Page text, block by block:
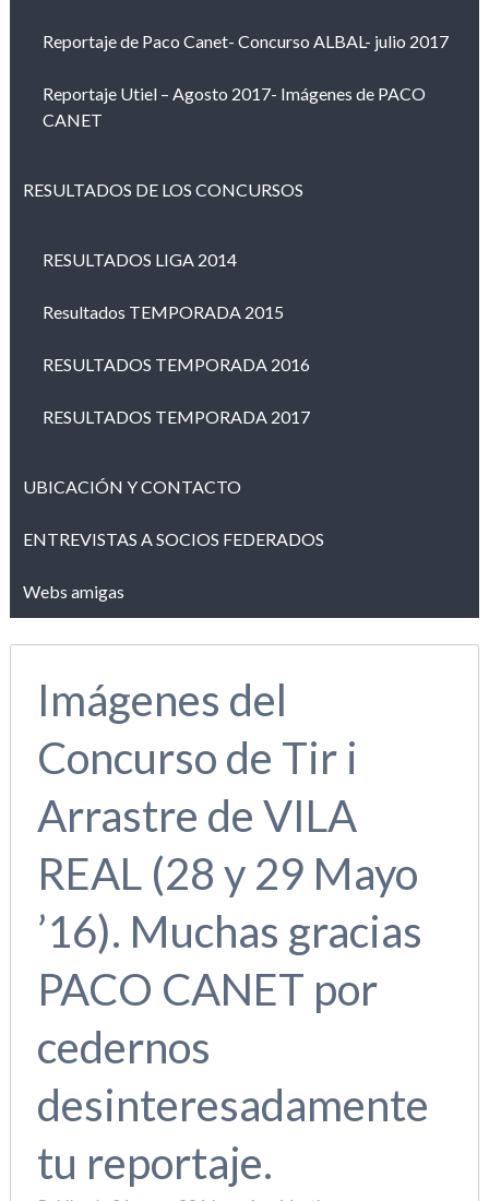
Reportaje de Paco Canet- Concurso ALBAL- julio 2017
Reportaje Utiel – Agosto 2017- Imágenes de PACO
CANET
RESULTADOS DE LOS CONCURSOS
RESULTADOS LIGA 2014
Resultados TEMPORADA 2015
RESULTADOS TEMPORADA 2016
RESULTADOS TEMPORADA 2017
UBICACIÓN Y CONTACTO
ENTREVISTAS A SOCIOS FEDERADOS
Webs amigas
Imágenes del
Concurso de Tir i
Arrastre de VILA
REAL (28 y 29 Mayo
’16). Muchas gracias
PACO CANET por
cedernos
desinteresadamente
tu reportaje.